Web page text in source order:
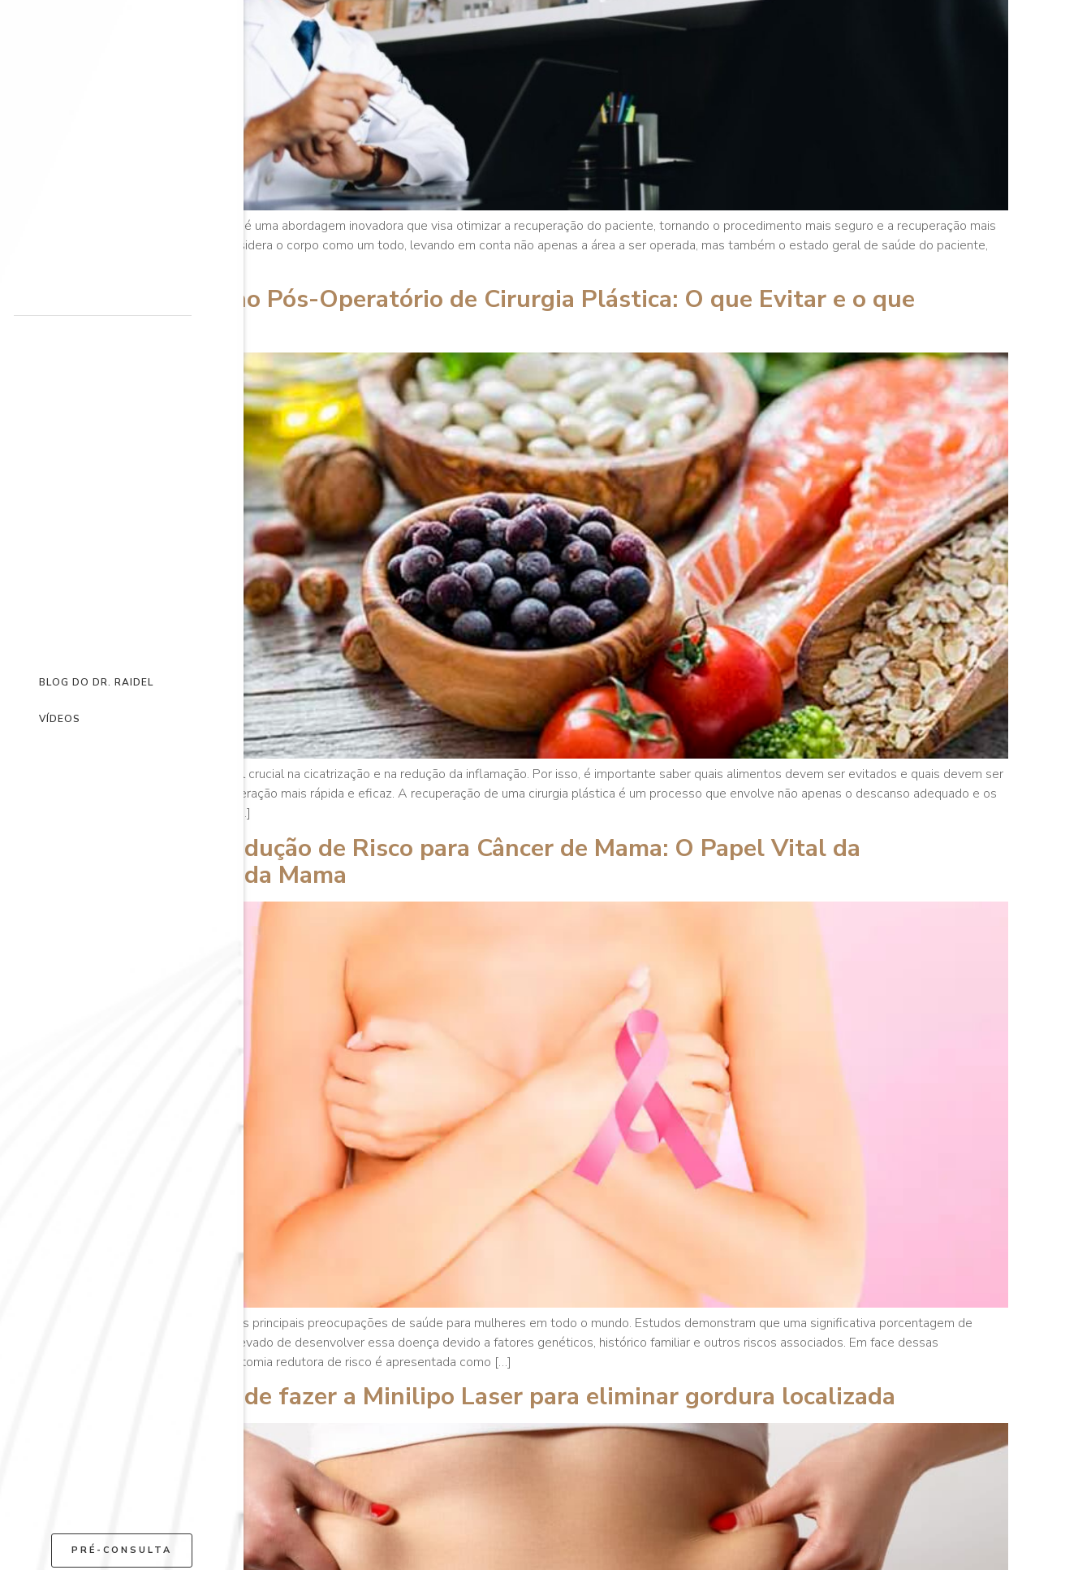
PRÉ-CONSULTA
BLOG DO DR. RAIDEL
VÍDEOS
A Cirurgia Plástica Funcional é uma abordagem inovadora que visa otimizar a recuperação do paciente, tornando o procedimento mais seguro e a recuperação mais
rápida. Esta abordagem considera o corpo como um todo, levando em conta não apenas a área a ser operada, mas também o estado geral de saúde do paciente,
Alimentação no Pós-Operatório de Cirurgia Plástica: O que Evitar e o que
Consumir
A alimentação tem um papel crucial na cicatrização e na redução da inflamação. Por isso, é importante saber quais alimentos devem ser evitados e quais devem ser
consumidos para uma recuperação mais rápida e eficaz. A recuperação de uma cirurgia plástica é um processo que envolve não apenas o descanso adequado e os
cuidados pós-operatórios, […]
Cirurgia de Redução de Risco para Câncer de Mama: O Papel Vital da
Reconstrução da Mama
O câncer de mama é uma das principais preocupações de saúde para mulheres em todo o mundo. Estudos demonstram que uma significativa porcentagem de
mulheres possui um risco elevado de desenvolver essa doença devido a fatores genéticos, histórico familiar e outros riscos associados. Em face dessas
estatísticas, a adenomastectomia redutora de risco é apresentada como […]
As vantagens de fazer a Minilipo Laser para eliminar gordura localizada